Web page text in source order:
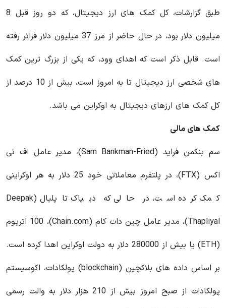
طبق گزارشات، کل کمک های ارز دیجیتال، که دو روز قبل 8
میلیون دلار بود، در حال حاضر از مرز 37 میلیون دلار فراتر رفته
است. قابل ذکر است که اهدای وود، که یکی از بزرگ‌ ترین کمک‌
های شخصی ارز دیجیتال تا به امروز است، بیش از 10 درصد از
کل کمک‌ های ارزهای دیجیتال به اوکراین می باشد.
کمک های مالی
سم بنکمن فراید (Sam Bankman-Fried)، مدیر عامل اف تی
اکس (FTX)، در پلتفرم معاملاتی خود 25 دلار به هر اوکراینی
کمک کرده است، در حالی که دیپاک تاپلیال (Deepak
Thapliyal
)، مدیر عامل چین دات کام (Chain.com)، 100 اتریوم
(ETH) یا بیش از 280000 دلار به دولت اوکراین اهدا کرده است.
بر اساس داده های بلاکچین (blockchain) پولکادات، اکوسیستم
پولکادات از صبح امروز بیش از 210 هزار دلار به والت رسمی